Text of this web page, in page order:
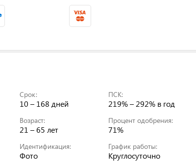
Срок:
10 – 168 дней
ПСК:
219% – 292% в год
Возраст:
21 – 65 лет
Процент одобрения:
71%
Идентификация:
Фото
График работы:
Круглосуточно